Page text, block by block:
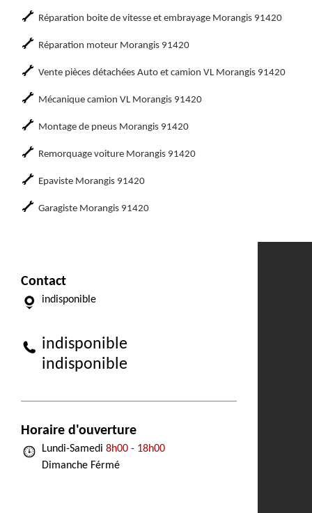
Réparation boite de vitesse et embrayage Morangis 91420
Réparation moteur Morangis 91420
Vente pièces détachées Auto et camion VL Morangis 91420
Mécanique camion VL Morangis 91420
Montage de pneus Morangis 91420
Remorquage voiture Morangis 91420
Epaviste Morangis 91420
Garagiste Morangis 91420
Contact
indisponible
indisponible
indisponible
Horaire d'ouverture
Lundi-Samedi 8h00 - 18h00
Dimanche Férmé